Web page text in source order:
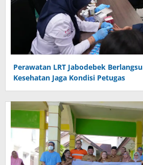
Perawatan LRT Jabodebek
Kesehatan Jaga Kondisi Petugas